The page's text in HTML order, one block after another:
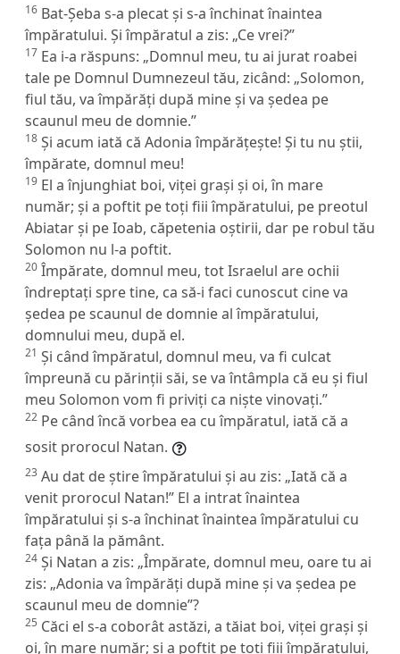
16 Bat-Șeba s-a plecat și s-a închinat înaintea
împăratului. Și împăratul a zis: „Ce vrei?”
17 Ea i-a răspuns: „Domnul meu, tu ai jurat roabei
tale pe Domnul Dumnezeul tău, zicând: „Solomon,
fiul tău, va împărăți după mine și va ședea pe
scaunul meu de domnie.”
18 Și acum iată că Adonia împărățește! Și tu nu știi,
împărate, domnul meu!
19 El a înjunghiat boi, viței grași și oi, în mare
număr; și a poftit pe toți fiii împăratului, pe preotul
Abiatar și pe Ioab, căpetenia oștirii, dar pe robul tău
Solomon nu l-a poftit.
20 Împărate, domnul meu, tot Israelul are ochii
îndreptați spre tine, ca să-i faci cunoscut cine va
ședea pe scaunul de domnie al împăratului,
domnului meu, după el.
21 Și când împăratul, domnul meu, va fi culcat
împreună cu părinții săi, se va întâmpla că eu și fiul
meu Solomon vom fi priviți ca niște vinovați.”
22 Pe când încă vorbea ea cu împăratul, iată că a
sosit prorocul Natan.
23 Au dat de știre împăratului și au zis: „Iată că a
venit prorocul Natan!” El a intrat înaintea
împăratului și s-a închinat înaintea împăratului cu
fața până la pământ.
24 Și Natan a zis: „Împărate, domnul meu, oare tu ai
zis: „Adonia va împărăți după mine și va ședea pe
scaunul meu de domnie”?
25 Căci el s-a coborât astăzi, a tăiat boi, viței grași și
oi, în mare număr; și a poftit pe toți fiii împăratului,